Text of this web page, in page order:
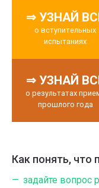
⇒ УЗНАЙ
о вступительных
испытаниях
⇒ УЗНАЙ
о результатах
прошлого года
Как понять, что
задайте вопрос